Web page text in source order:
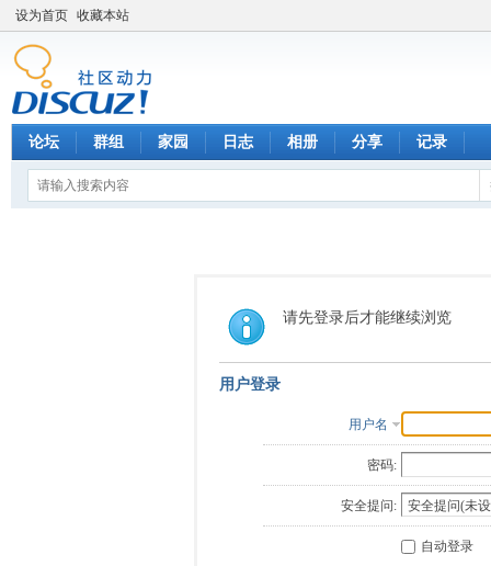
设为首页 收藏本站
论坛 群组 家园 日志 相册 分享 记录
请先登录后才能继续浏览
用户登录
用户名
密码:
安全提问:
自动登录